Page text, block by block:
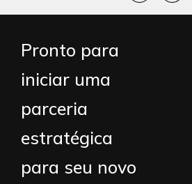
Pronto para
iniciar uma
parceria
estratégica
para seu novo